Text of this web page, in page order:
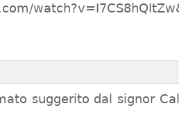
suggerito dal signor